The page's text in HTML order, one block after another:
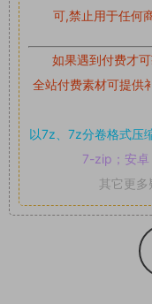
可,禁止用于任何
如果遇到付费才
全站付费素材可提供
以7z、7z分卷格式压
7-zip；安
其它更多